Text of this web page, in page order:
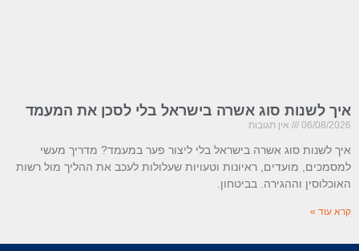
איך לשנות סוג אשרה בישראל בלי לסכן את המעמד
06/08/2026 אין תגובות
איך לשנות סוג אשרה בישראל בלי ליצור פער במעמד? מדריך מעשי
למסמכים, מועדים, ראיונות וטעויות שעלולות לעכב את ההליך מול רשות
האוכלוסין וההגירה. בביטחון.
קרא עוד »